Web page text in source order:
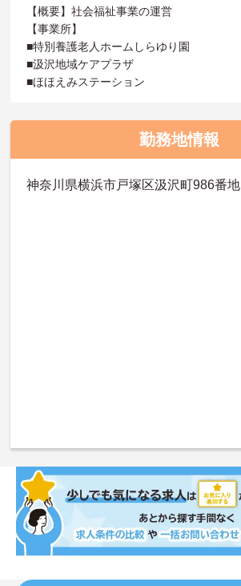
【概要】社会福祉事業の運営
【事業所】
■特別養護老人ホームしらゆり園
■汲沢地域ケアプラザ
■ほほえみステーション
勤務地情報
神奈川県横浜市戸塚区汲沢町986番地